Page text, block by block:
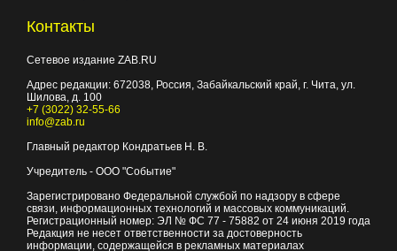
Контакты
Сетевое издание ZAB.RU
Адрес редакции: 672038, Россия, Забайкальский край, г. Чита, ул.
Шилова, д. 100
+7 (3022) 32-55-66
info@zab.ru
Главный редактор Кондратьев Н. В.
Учредитель - ООО "Событие"
Зарегистрировано Федеральной службой по надзору в сфере
связи, информационных технологий и массовых коммуникаций.
Регистрационный номер: ЭЛ № ФС 77 - 75882 от 24 июня 2019 года
Редакция не несет ответственности за достоверность
информации, содержащейся в рекламных материалах